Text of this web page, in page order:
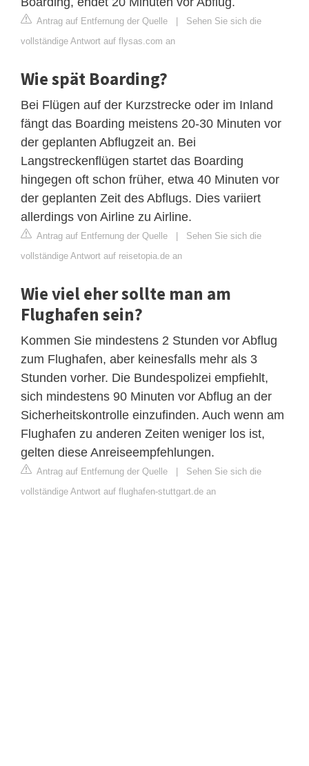
Antrag auf Entfernung der Quelle | Sehen Sie sich die
vollständige Antwort auf flysas.com an
Wie spät Boarding?
Bei Flügen auf der Kurzstrecke oder im Inland
fängt das Boarding meistens 20-30 Minuten vor
der geplanten Abflugzeit an. Bei
Langstreckenflügen startet das Boarding
hingegen oft schon früher, etwa 40 Minuten vor
der geplanten Zeit des Abflugs. Dies variiert
allerdings von Airline zu Airline.
Antrag auf Entfernung der Quelle | Sehen Sie sich die
vollständige Antwort auf reisetopia.de an
Wie viel eher sollte man am
Flughafen sein?
Kommen Sie mindestens 2 Stunden vor Abflug
zum Flughafen, aber keinesfalls mehr als 3
Stunden vorher. Die Bundespolizei empfiehlt,
sich mindestens 90 Minuten vor Abflug an der
Sicherheitskontrolle einzufinden. Auch wenn am
Flughafen zu anderen Zeiten weniger los ist,
gelten diese Anreiseempfehlungen.
Antrag auf Entfernung der Quelle | Sehen Sie sich die
vollständige Antwort auf flughafen-stuttgart.de an